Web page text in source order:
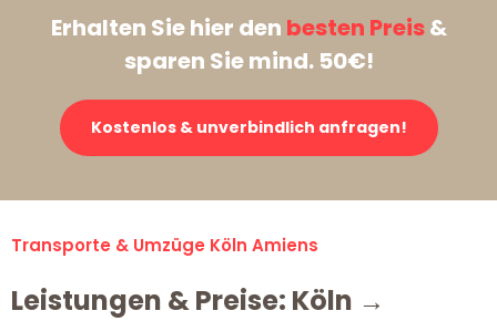
Erhalten Sie hier den besten Preis&
sparen Sie mind. 50€!
Kostenlos & unverbindlich anfragen!
Transporte & Umzüge Köln Amiens
Leistungen & Preise: Köln →